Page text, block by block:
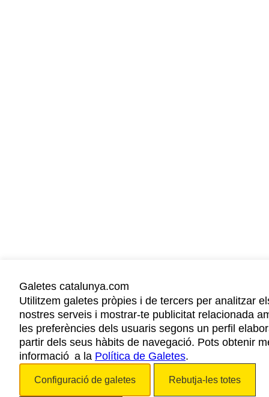
Galetes catalunya.com
Utilitzem galetes pròpies i de tercers per analitzar
nostres serveis i mostrar-te publicitat relacionada
les preferències dels usuaris segons un perfil
partir dels seus hàbits de navegació. Pots obtenir
informació a la Política de Galetes.
Configuració de galetes Rebutja-les totes